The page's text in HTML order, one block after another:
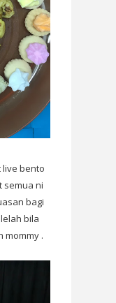
live bento
semua ni
bagi
bila
mommy .